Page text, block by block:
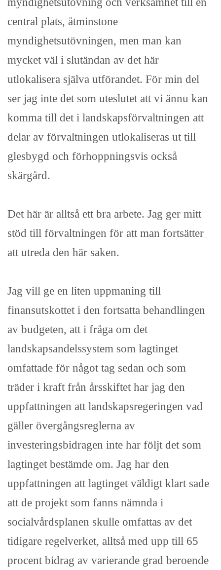
central plats, åtminstone
myndighetsutövningen, men man kan
mycket väl i slutändan av det här
utlokalisera själva utförandet. För min del
ser jag inte det som uteslutet att vi ännu kan
komma till det i landskapsförvaltningen att
delar av förvaltningen utlokaliseras ut till
glesbygd och förhoppningsvis också
skärgård.
Det här är alltså ett bra arbete. Jag ger mitt
stöd till förvaltningen för att man fortsätter
att utreda den här saken.
Jag vill ge en liten uppmaning till
finansutskottet i den fortsatta behandlingen
av budgeten, att i fråga om det
landskapsandelssystem som lagtinget
omfattade för något tag sedan och som
träder i kraft från årsskiftet har jag den
uppfattningen att landskapsregeringen vad
gäller övergångsreglerna av
investeringsbidragen inte har följt det som
lagtinget bestämde om. Jag har den
uppfattningen att lagtinget väldigt klart sade
att de projekt som fanns nämnda i
socialvårdsplanen skulle omfattas av det
tidigare regelverket, alltså med upp till 65
procent bidrag av varierande grad beroende